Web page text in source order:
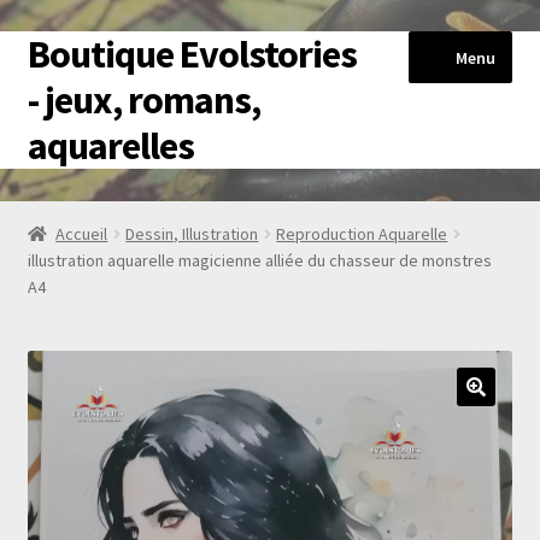
Aller
à
la
navigation
Aller
au
contenu
Boutique Evolstories
- jeux, romans,
aquarelles
Menu
Accueil
HérosExplore
Romans
Reproductions Aquarelles
Blog
Accueil Dessin, Illustration
Reproduction Aquarelle
illustration aquarelle magicienne alliée du chasseur de monstres
A4